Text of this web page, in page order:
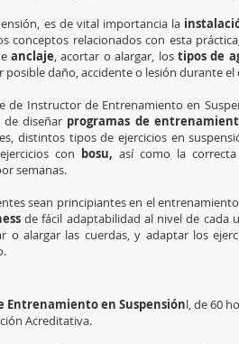
es de vital importancia la
conceptos relacionados con esta
anclaje, acortar o alargar, los tipos de
posible daño, accidente o lesión durante
de Instructor de Entrenamiento en
diseñar programas de
distintos tipos de ejercicios en
con bosu,así como la
semanas.
sean principiantes en el
de fácil adaptabilidad al nivel de cada
o alargar las cuerdas, y adaptar los
Entrenamiento en Suspensiónl, de 60
Acreditativa.